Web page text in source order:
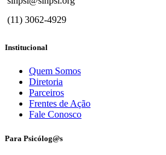
(11) 3062-4929
Institucional
Quem Somos
Diretoria
Parceiros
Frentes de Ação
Fale Conosco
Para Psicólog@s